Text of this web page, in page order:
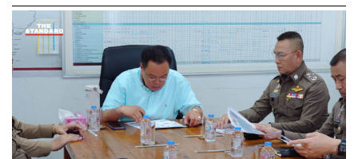
ช่องทางติดตามTHE STANDARD WEALTH
Twitter:twitter.com/standard_wealth
Instagram:instagram.com/thestandardwealth
Official Lineคลิกhttps://lin.ee/xfPbXUP